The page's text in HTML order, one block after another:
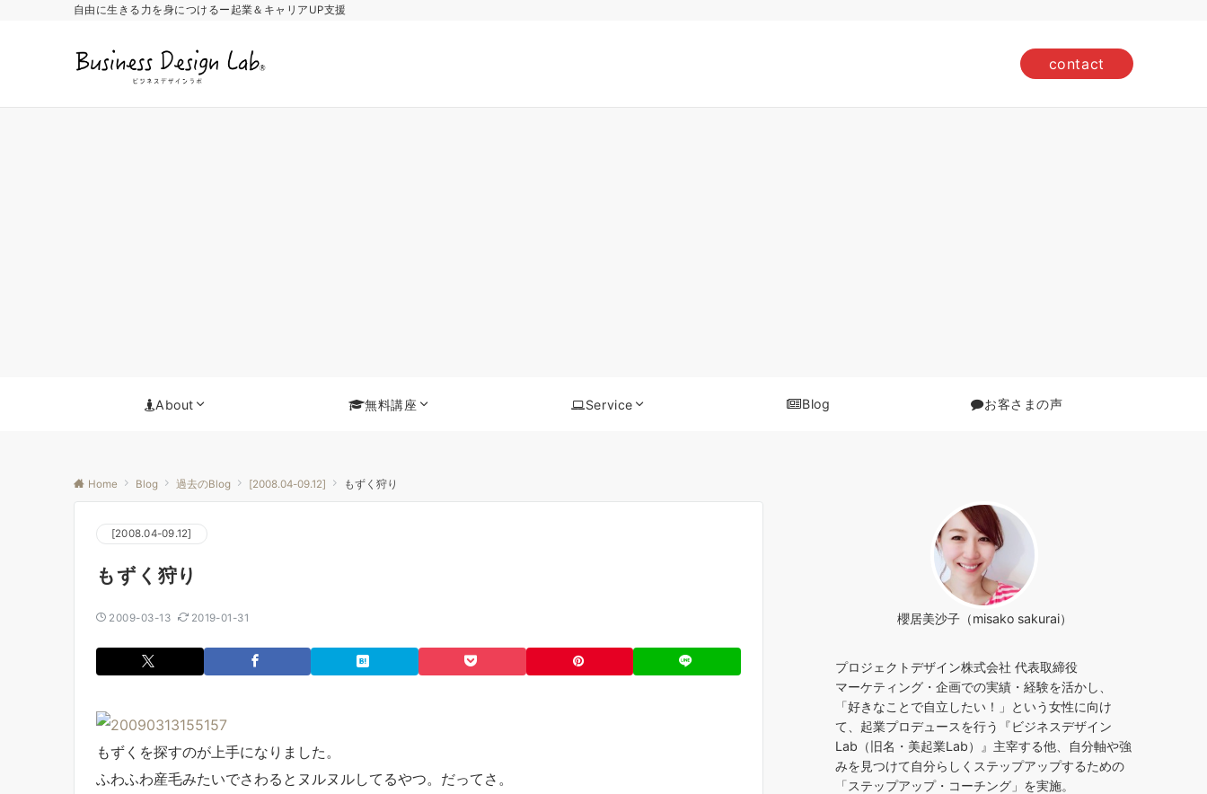
自由に生きる力を身につけるー起業＆キャリアUP支援
contact
About 無料講座 Service Blog お客さまの声
Home Blog 過去のBlog [2008.04-09.12] もずく狩り
[2008.04-09.12]
もずく狩り
2009-03-13 2019-01-31
もずくを探すのが上手になりました。
ふわふわ産毛みたいでさわるとヌルヌルしてるやつ。だってさ。
櫻居美沙子（misako sakurai）
プロジェクトデザイン株式会社 代表取締役
マーケティング・企画での実績・経験を活かし、
「好きなことで自立したい！」という女性に向け
て、起業プロデュースを行う『ビジネスデザイン
Lab（旧名・美起業Lab）』主宰する他、自分軸や強
みを見つけて自分らしくステップアップするための
「ステップアップ・コーチング」を実施。